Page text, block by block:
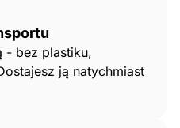
- bez plastiku,
ją natychmiast